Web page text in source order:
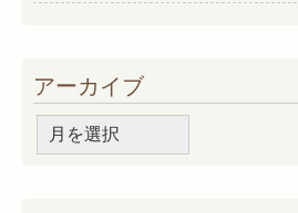
アーカイブ
ー